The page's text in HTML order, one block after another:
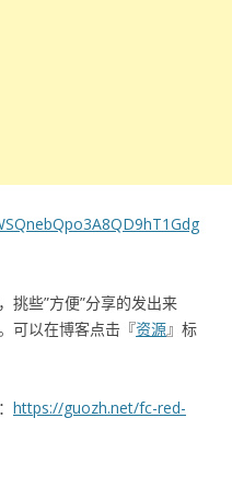
挑些”方便”分享的发出来
可以在博客点击『资源』标
https://guozh.net/fc-red-